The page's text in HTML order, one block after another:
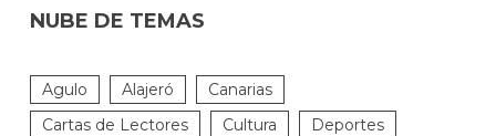
NUBE DE TEMAS
Agulo Alajeró
Canarias
Cartas de Lectores
Cultura
Deportes